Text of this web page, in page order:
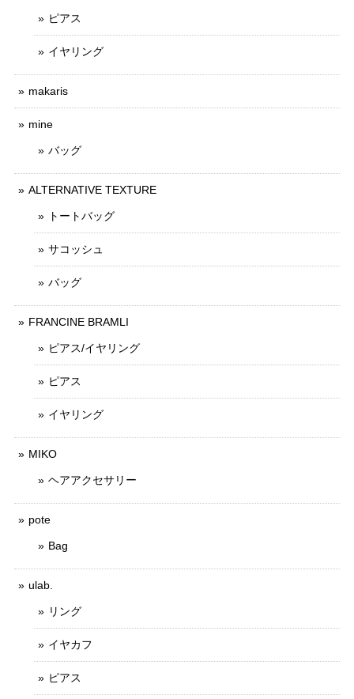
ピアス
イヤリング
makaris
mine
バッグ
ALTERNATIVE TEXTURE
トートバッグ
サコッシュ
バッグ
FRANCINE BRAMLI
ピアス/イヤリング
ピアス
イヤリング
MIKO
ヘアアクセサリー
pote
Bag
ulab.
リング
イヤカフ
ピアス